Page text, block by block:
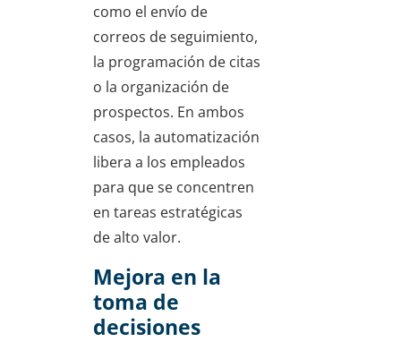
como el envío de
correos de seguimiento,
la programación de citas
o la organización de
prospectos. En ambos
casos, la automatización
libera a los empleados
para que se concentren
en tareas estratégicas
de alto valor.
Mejora en la
toma de
decisiones